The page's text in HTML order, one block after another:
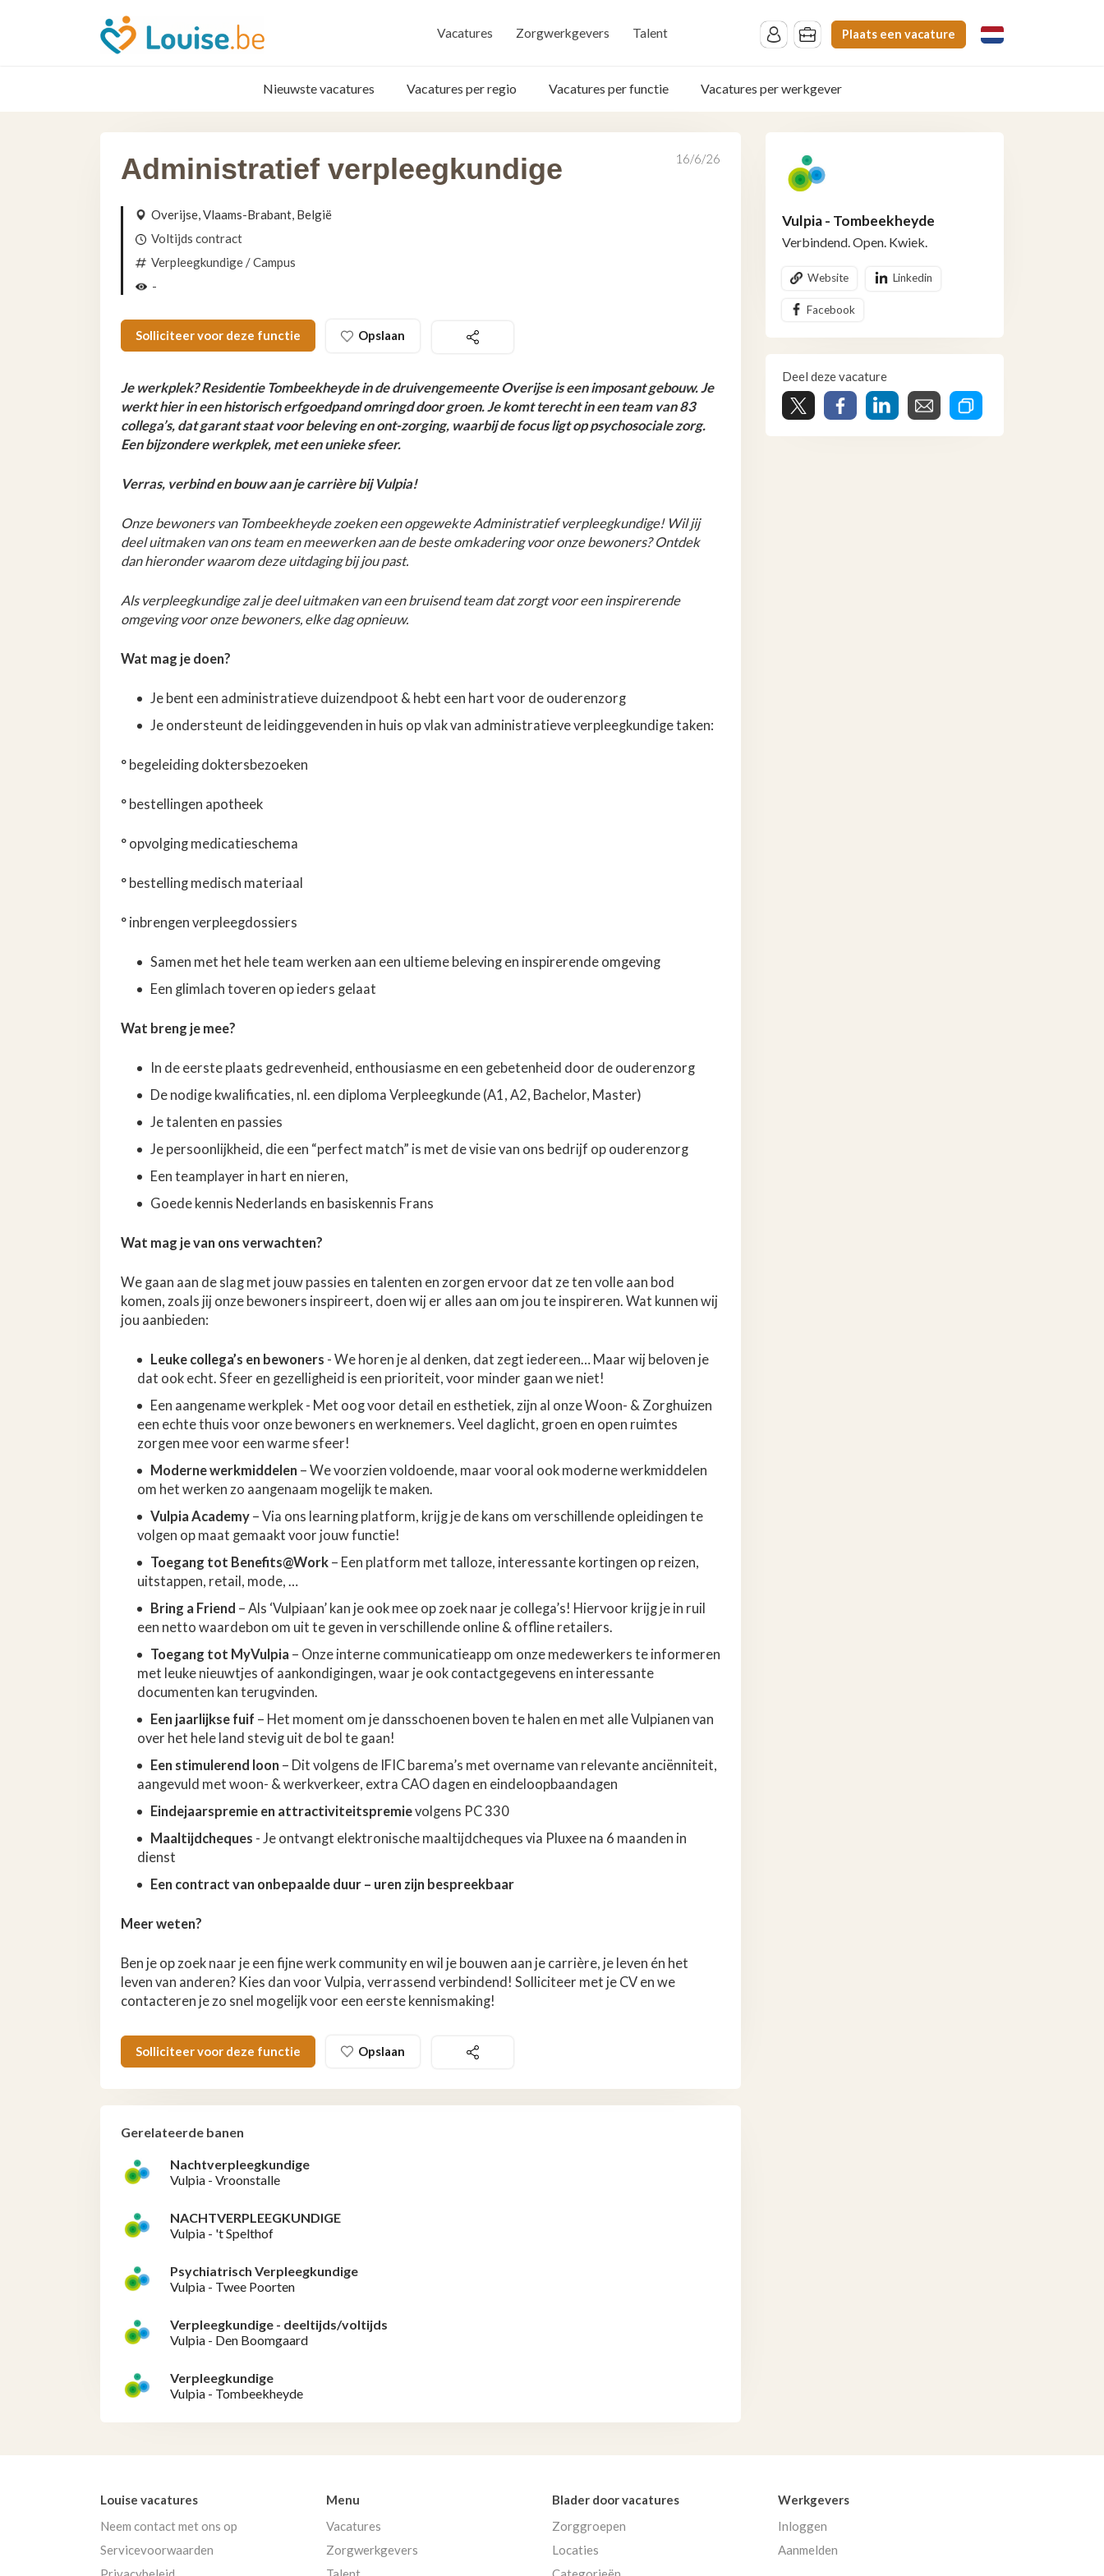
Vacatures Zorgwerkgevers Talent Plaats een vacature
Nieuwste vacatures Vacatures per regio Vacatures per functie Vacatures per werkgever
Administratief verpleegkundige
Overijse, Vlaams-Brabant, België
Voltijds contract
Verpleegkundige / Campus
-
16/6/26
Solliciteer voor deze functie Opslaan
Je werkplek? Residentie Tombeekheyde in de druivengemeente Overijse is een imposant gebouw. Je
werkt hier in een historisch erfgoedpand omringd door groen. Je komt terecht in een team van 83
collega’s, dat garant staat voor beleving en ont-zorging, waarbij de focus ligt op psychosociale zorg.
Een bijzondere werkplek, met een unieke sfeer.
Verras, verbind en bouw aan je carrière bij Vulpia!
Onze bewoners van Tombeekheyde zoeken een opgewekte Administratief verpleegkundige! Wil jij
deel uitmaken van ons team en meewerken aan de beste omkadering voor onze bewoners? Ontdek
dan hieronder waarom deze uitdaging bij jou past.
Als verpleegkundige zal je deel uitmaken van een bruisend team dat zorgt voor een inspirerende
omgeving voor onze bewoners, elke dag opnieuw.
Wat mag je doen?
Je bent een administratieve duizendpoot & hebt een hart voor de ouderenzorg
Je ondersteunt de leidinggevenden in huis op vlak van administratieve verpleegkundige taken:
° begeleiding doktersbezoeken
° bestellingen apotheek
° opvolging medicatieschema
° bestelling medisch materiaal
° inbrengen verpleegdossiers
Samen met het hele team werken aan een ultieme beleving en inspirerende omgeving
Een glimlach toveren op ieders gelaat
Wat breng je mee?
In de eerste plaats gedrevenheid, enthousiasme en een gebetenheid door de ouderenzorg
De nodige kwalificaties, nl. een diploma Verpleegkunde (A1, A2, Bachelor, Master)
Je talenten en passies
Je persoonlijkheid, die een “perfect match” is met de visie van ons bedrijf op ouderenzorg
Een teamplayer in hart en nieren,
Goede kennis Nederlands en basiskennis Frans
Wat mag je van ons verwachten?
We gaan aan de slag met jouw passies en talenten en zorgen ervoor dat ze ten volle aan bod
komen, zoals jij onze bewoners inspireert, doen wij er alles aan om jou te inspireren. Wat kunnen wij
jou aanbieden:
Leuke collega’s en bewoners - We horen je al denken, dat zegt iedereen… Maar wij beloven je
dat ook echt. Sfeer en gezelligheid is een prioriteit, voor minder gaan we niet!
Een aangename werkplek - Met oog voor detail en esthetiek, zijn al onze Woon- & Zorghuizen
een echte thuis voor onze bewoners en werknemers. Veel daglicht, groen en open ruimtes
zorgen mee voor een warme sfeer!
Moderne werkmiddelen – We voorzien voldoende, maar vooral ook moderne werkmiddelen
om het werken zo aangenaam mogelijk te maken.
Vulpia Academy – Via ons learning platform, krijg je de kans om verschillende opleidingen te
volgen op maat gemaakt voor jouw functie!
Toegang tot Benefits@Work – Een platform met talloze, interessante kortingen op reizen,
uitstappen, retail, mode, …
Bring a Friend – Als ‘Vulpiaan’ kan je ook mee op zoek naar je collega’s! Hiervoor krijg je in ruil
een netto waardebon om uit te geven in verschillende online & offline retailers.
Toegang tot MyVulpia – Onze interne communicatieapp om onze medewerkers te informeren
met leuke nieuwtjes of aankondigingen, waar je ook contactgegevens en interessante
documenten kan terugvinden.
Een jaarlijkse fuif – Het moment om je dansschoenen boven te halen en met alle Vulpianen van
over het hele land stevig uit de bol te gaan!
Een stimulerend loon – Dit volgens de IFIC barema’s met overname van relevante anciënniteit,
aangevuld met woon- & werkverkeer, extra CAO dagen en eindeloopbaandagen
Eindejaarspremie en attractiviteitspremievolgens PC 330
Maaltijdcheques - Je ontvangt elektronische maaltijdcheques via Pluxee na 6 maanden in
dienst
Een contract van onbepaalde duur – uren zijn bespreekbaar
Meer weten?
Ben je op zoek naar je een fijne werk community en wil je bouwen aan je carrière, je leven én het
leven van anderen? Kies dan voor Vulpia, verrassend verbindend! Solliciteer met je CV en we
contacteren je zo snel mogelijk voor een eerste kennismaking!
Solliciteer voor deze functie Opslaan
Vulpia - Tombeekheyde
Verbindend. Open. Kwiek.
Website Linkedin
Facebook
Deel deze vacature
Gerelateerde banen
Nachtverpleegkundige
Vulpia - Vroonstalle
NACHTVERPLEEGKUNDIGE
Vulpia - 't Spelthof
Psychiatrisch Verpleegkundige
Vulpia - Twee Poorten
Verpleegkundige - deeltijds/voltijds
Vulpia - Den Boomgaard
Verpleegkundige
Vulpia - Tombeekheyde
Louise vacatures
Neem contact met ons op
Servicevoorwaarden
Menu
Vacatures
Zorgwerkgevers
Blader door vacatures
Zorggroepen
Locaties
Werkgevers
Inloggen
Aanmelden